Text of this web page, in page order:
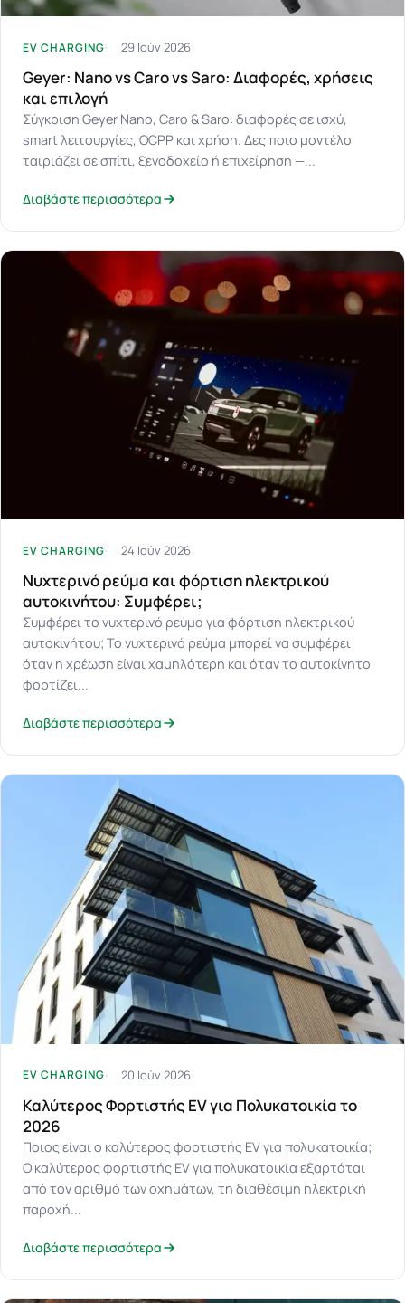
EV CHARGING 29 Ιούν 2026
Geyer: Nano vs Caro vs Saro: Διαφορές, χρήσεις
και επιλογή
Σύγκριση Geyer Nano, Caro & Saro: διαφορές σε ισχύ,
smart λειτουργίες, OCPP και χρήση. Δες ποιο μοντέλο
ταιριάζει σε σπίτι, ξενοδοχείο ή επιχείρηση —...
Διαβάστε περισσότερα
EV CHARGING 24 Ιούν 2026
Νυχτερινό ρεύμα και φόρτιση ηλεκτρικού
αυτοκινήτου: Συμφέρει;
Συμφέρει το νυχτερινό ρεύμα για φόρτιση ηλεκτρικού
αυτοκινήτου; Το νυχτερινό ρεύμα μπορεί να συμφέρει
όταν η χρέωση είναι χαμηλότερη και όταν το αυτοκίνητο
φορτίζει...
Διαβάστε περισσότερα
EV CHARGING 20 Ιούν 2026
Καλύτερος Φορτιστής EV για Πολυκατοικία το
2026
Ποιος είναι ο καλύτερος φορτιστής EV για πολυκατοικία;
Ο καλύτερος φορτιστής EV για πολυκατοικία εξαρτάται
από τον αριθμό των οχημάτων, τη διαθέσιμη ηλεκτρική
παροχή...
Διαβάστε περισσότερα